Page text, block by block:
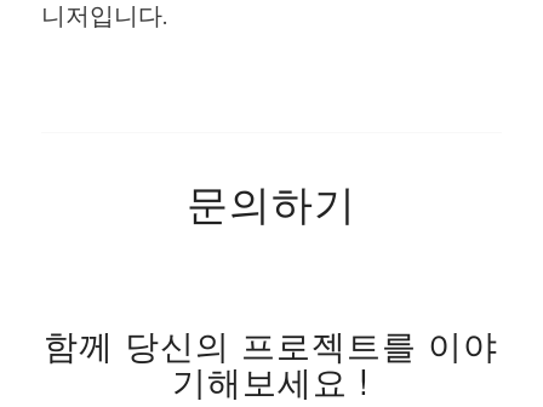
니저입니다.
문의하기
함께 당신의 프로젝트를 이야
기해보세요 !